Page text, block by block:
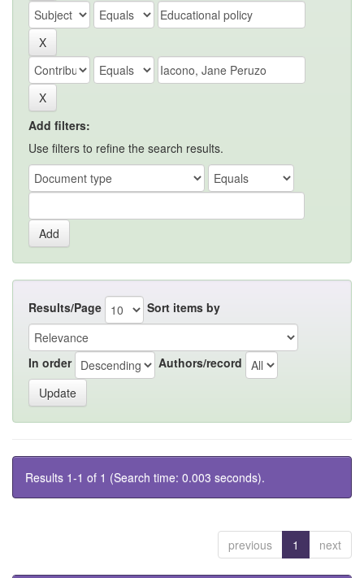
Add filters:
Use filters to refine the search results.
Results/Page Sort items by
In order Authors/record
Results 1-1 of 1 (Search time: 0.003 seconds).
previous 1 next